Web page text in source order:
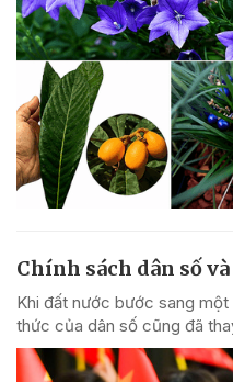
Chính sách dân số
Khi đất nước bước sang
thức của dân số cũng đã